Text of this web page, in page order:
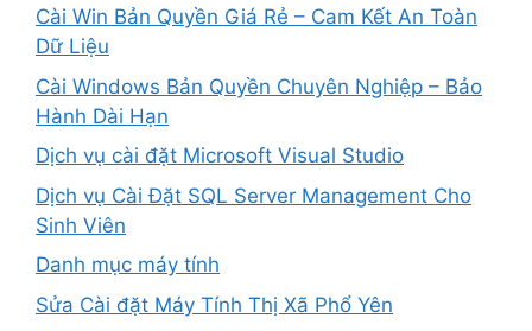
Cài Win Bản Quyền Giá Rẻ – Cam Kết An Toàn
Dữ Liệu
Cài Windows Bản Quyền Chuyên Nghiệp – Bảo
Hành Dài Hạn
Dịch vụ cài đặt Microsoft Visual Studio
Dịch vụ Cài Đặt SQL Server Management Cho
Sinh Viên
Danh mục máy tính
Sửa Cài đặt Máy Tính Thị Xã Phổ Yên